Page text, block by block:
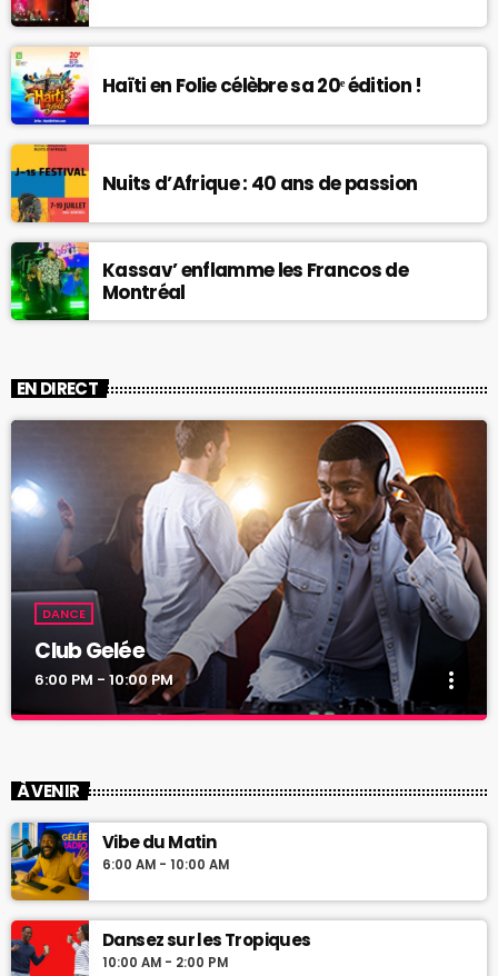
Haïti en Folie célèbre sa 20ᵉ édition !
Nuits d’Afrique : 40 ans de passion
Kassav’ enflamme les Francos de
Montréal
EN DIRECT
DANCE
Club Gelée
6:00 PM - 10:00 PM more_vert
pellentesque varius mauris. Sed eu congue nulla, et tincidunt
justo. Aliquam semper faucibus odio id varius. Suspendisse
varius laoreet sodales.
À VENIR
Vibe du Matin
6:00 AM - 10:00 AM
Dansez sur les Tropiques
10:00 AM - 2:00 PM